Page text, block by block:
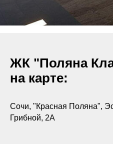
ЖК "Поляна
на карте:
Сочи, "Красная Поляна",
Грибной, 2А